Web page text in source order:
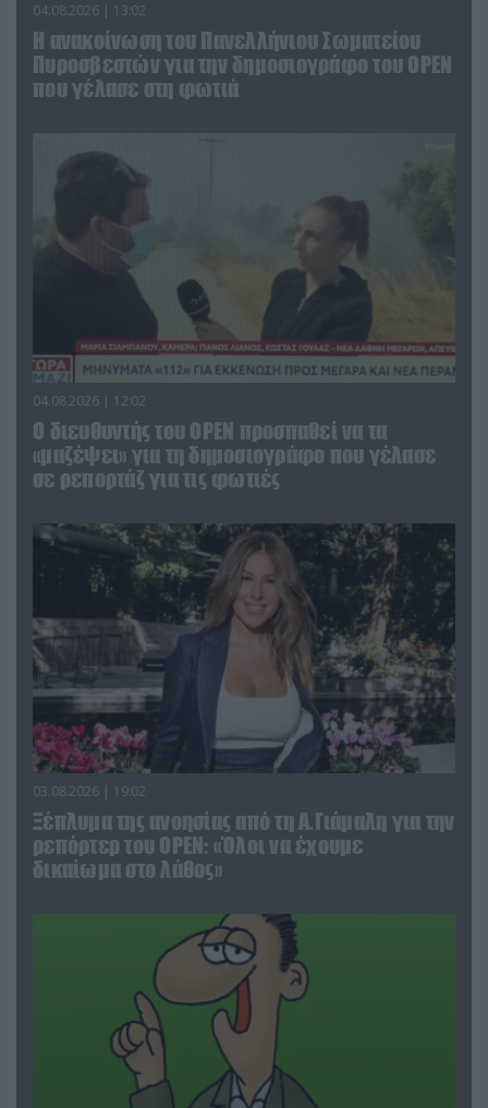
04.08.2026 | 13:02
Η ανακοίνωση του Πανελλήνιου Σωματείου
Πυροσβεστών για την δημοσιογράφο του OPEN
που γέλασε στη φωτιά
04.08.2026 | 12:02
O διευθυντής του OPEN προσπαθεί να τα
«μαζέψει» για τη δημοσιογράφο που γέλασε
σε ρεπορτάζ για τις φωτιές
03.08.2026 | 19:02
Ξέπλυμα της ανοησίας από τη Α.Γιάμαλη για την
ρεπόρτερ του ΟΡΕΝ: «Όλοι να έχουμε
δικαίωμα στο λάθος»